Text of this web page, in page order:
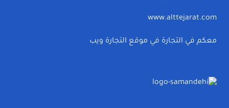
www.alttejarat.com
معكم في التجارة في موقع التجارة ويب